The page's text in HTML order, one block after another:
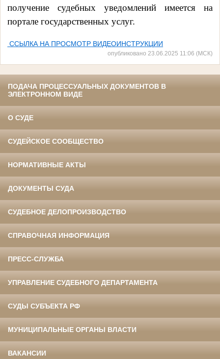
получение судебных уведомлений имеется на
портале государственных услуг.
ССЫЛКА НА ПРОСМОТР ВИДЕОИНСТРУКЦИИ
опубликовано 23.06.2025 11:06 (МСК)
ПОДАЧА ПРОЦЕССУАЛЬНЫХ ДОКУМЕНТОВ В
ЭЛЕКТРОННОМ ВИДЕ
О СУДЕ
СУДЕЙСКОЕ СООБЩЕСТВО
НОРМАТИВНЫЕ АКТЫ
ДОКУМЕНТЫ СУДА
СУДЕБНОЕ ДЕЛОПРОИЗВОДСТВО
СПРАВОЧНАЯ ИНФОРМАЦИЯ
ПРЕСС-СЛУЖБА
УПРАВЛЕНИЕ СУДЕБНОГО ДЕПАРТАМЕНТА
СУДЫ СУБЪЕКТА РФ
МУНИЦИПАЛЬНЫЕ ОРГАНЫ ВЛАСТИ
ВАКАНСИИ